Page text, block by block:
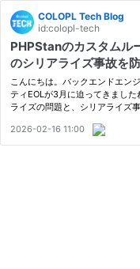
COLOPL Tech Blog
id:colopl-tech
PHPStanのカスタムル
のシリアライズ事故を
こんにちは。バックエンドエン
ティEOLが3月に迫ってきまし
ライズの問題と、シリアライズ
2026-02-16 11:00